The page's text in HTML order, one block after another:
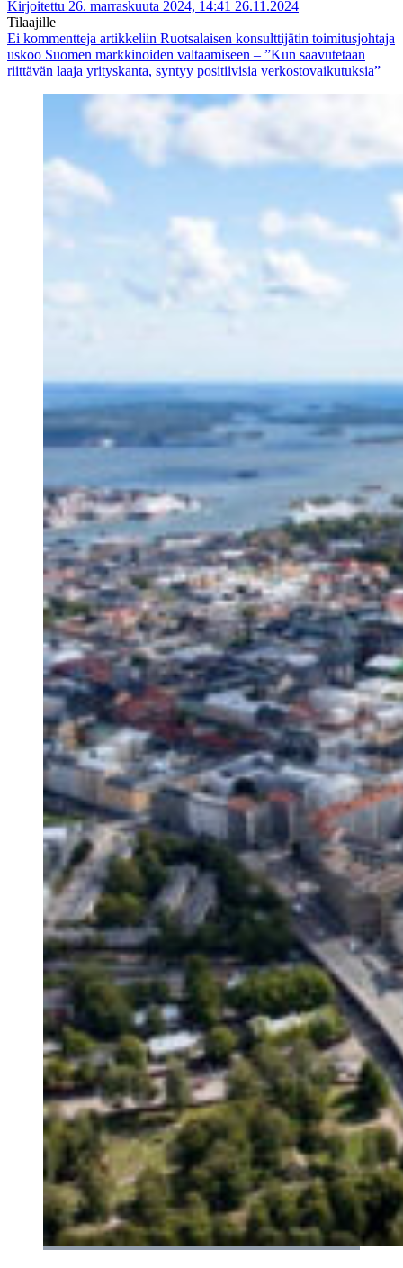
Kirjoitettu 26. marraskuuta 2024, 14:41 26.11.2024
Tilaajille
Ei kommentteja artikkeliin Ruotsalaisen konsulttijätin toimitusjohtaja
uskoo Suomen markkinoiden valtaamiseen – ”Kun saavutetaan
riittävän laaja yrityskanta, syntyy positiivisia verkostovaikutuksia”